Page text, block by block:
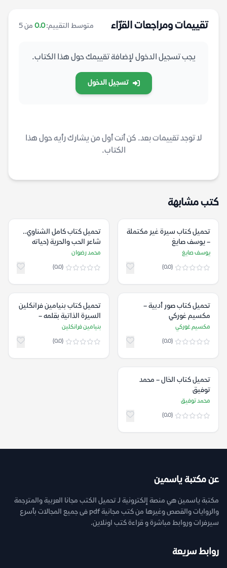
تقييمات ومراجعات القرّاء متوسط التقييم:0.0 من 5
يجب تسجيل الدخول لإضافة تقييمك حول هذا الكتاب.
تسجيل الدخول
لا توجد تقييمات بعد. كن أنت أول من يشارك رأيه حول هذا
الكتاب.
كتب مشابهة
تحميل كتاب سيرة غير مكتملة
– يوسف صايغ
يوسف صايغ
(0.0)
تحميل كتاب كامل الشناوي..
شاعر الحب والحرية (حياته
وشعره) – محمد رضوان
محمد رضوان
(0.0)
تحميل كتاب صور أدبية –
مكسيم غوركي
مكسيم غوركي
(0.0)
تحميل كتاب بنيامين فرانكلين
السيرة الذاتية بقلمه –
بنيامين فرانكلين
بنيامين فرانكلين
(0.0)
تحميل كتاب الخال – محمد
توفيق
محمد توفيق
(0.0)
عن مكتبة ياسمين
مكتبة ياسمين هي منصة إلكترونية لـ تحميل الكتب مجانا العربية والمترجمة
والروايات والقصص وغيرها من كتب مجانية pdf فى جميع المجالات بأسرع
سيرفرات وروابط مباشرة و قراءة كتب اونلاين.
روابط سريعة